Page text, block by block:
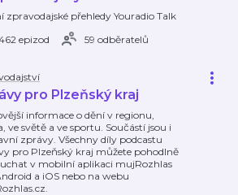
zpravodajské přehledy Youradio Talk
epizod
59 odběratelů
pro Plzeňský kraj
informace o dění v regionu,
ve světě a ve sportu. Součástí jsou i
zprávy. Všechny díly podcastu
pro Plzeňský kraj můžete pohodlně
v mobilní aplikaci mujRozhlas
a iOS nebo na webu